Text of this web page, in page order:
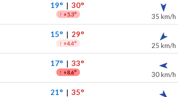
19°| 30°
↑ +5.3° 35 km/h
15°| 29°
↑ +4.4° 25 km/h
17°| 33°
↑ +8.6° 30 km/h
21°| 35°